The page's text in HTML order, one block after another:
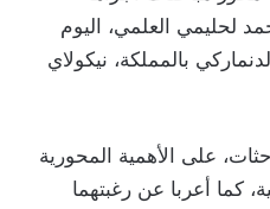
لحليمي العلمي، اليوم
بالمملكة، نيكولاي
على الأهمية المحورية
كما أعربا عن رغبتهما